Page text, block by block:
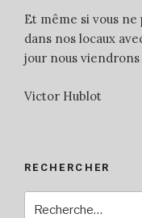
Et même si vous
dans nos locaux
jour nous viendrons
Victor Hublot
RECHERCHER